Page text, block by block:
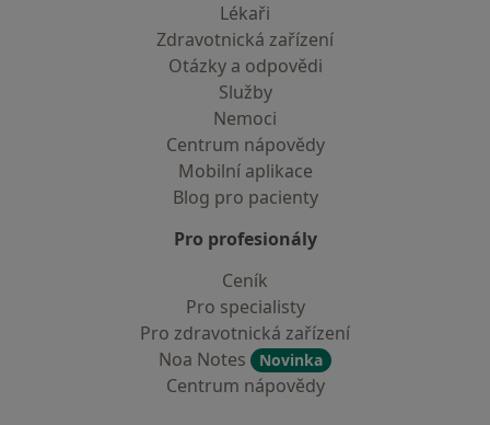
Lékaři
Zdravotnická zařízení
Otázky a odpovědi
Služby
Nemoci
Centrum nápovědy
Mobilní aplikace
Blog pro pacienty
Pro profesionály
Ceník
Pro specialisty
Pro zdravotnická zařízení
Noa Notes
Novinka
Centrum nápovědy